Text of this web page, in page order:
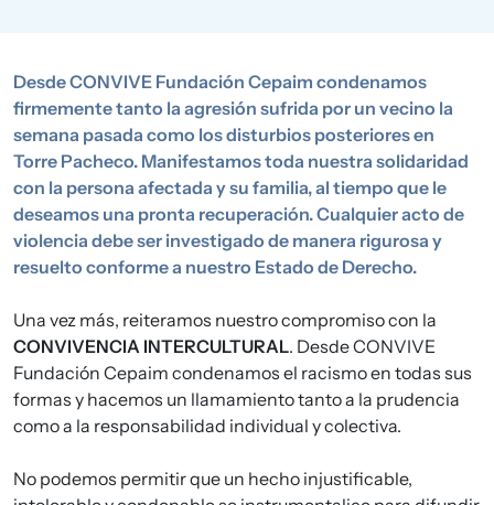
Desde CONVIVE Fundación Cepaim condenamos
firmemente tanto la agresión sufrida por un vecino la
semana pasada como los disturbios posteriores en
Torre Pacheco. Manifestamos toda nuestra solidaridad
con la persona afectada y su familia, al tiempo que le
deseamos una pronta recuperación. Cualquier acto de
violencia debe ser investigado de manera rigurosa y
resuelto conforme a nuestro Estado de Derecho.
Una vez más, reiteramos nuestro compromiso con la
CONVIVENCIA INTERCULTURAL. Desde CONVIVE
Fundación Cepaim condenamos el racismo en todas sus
formas y hacemos un llamamiento tanto a la prudencia
como a la responsabilidad individual y colectiva.
No podemos permitir que un hecho injustificable,